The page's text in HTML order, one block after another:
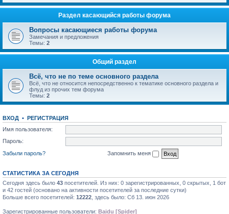
Раздел касающийся работы форума
Вопросы касающиеся работы форума
Замечания и предложения
Темы: 2
Общий раздел
Всё, что не по теме основного раздела
Всё, что не относится непосредственно к тематике основного раздела и
флуд из прочих тем форума
Темы: 2
ВХОД • РЕГИСТРАЦИЯ
Имя пользователя:
Пароль:
Забыли пароль?
Запомнить меня
СТАТИСТИКА ЗА СЕГОДНЯ
Сегодня здесь было 43 посетителей. Из них: 0 зарегистрированных, 0 скрытых, 1 бот
и 42 гостей (основано на активности посетителей за последние сутки)
Больше всего посетителей: 12222 , здесь было: Сб 13. июн 2026
Зарегистрированные пользователи: Baidu [Spider]